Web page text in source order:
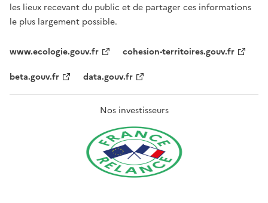
les lieux recevant du public et de partager ces informations
le plus largement possible.
www.ecologie.gouv.fr
cohesion-territoires.gouv.fr
beta.gouv.fr
data.gouv.fr
Nos investisseurs